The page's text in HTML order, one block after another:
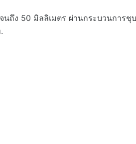
ถึง 50 มิลลิเมตร ผ่านกระบวนการ